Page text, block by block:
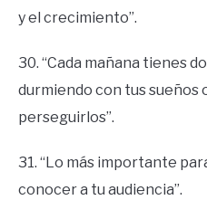
y el crecimiento”.
30. “Cada mañana tienes
durmiendo con tus sueños
perseguirlos”.
31. “Lo más importante
conocer a tu audiencia”.